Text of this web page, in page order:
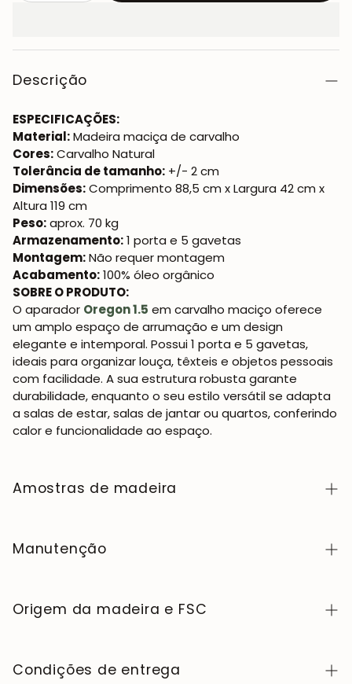
Descrição
ESPECIFICAÇÕES:
Material:Madeira maciça de carvalho
Cores:Carvalho Natural
Tolerância de tamanho: +/- 2 cm
Dimensões:Comprimento 88,5 cm x Largura 42 cm x
Altura 119 cm
Peso:aprox. 70 kg
Armazenamento:1 porta e 5 gavetas
Montagem:Não requer montagem
Acabamento:100% óleo orgânico
SOBRE O PRODUTO:
O aparador Oregon 1.5 em carvalho maciço oferece
um amplo espaço de arrumação e um design
elegante e intemporal. Possui 1 porta e 5 gavetas,
ideais para organizar louça, têxteis e objetos pessoais
com facilidade. A sua estrutura robusta garante
durabilidade, enquanto o seu estilo versátil se adapta
a salas de estar, salas de jantar ou quartos, conferindo
calor e funcionalidade ao espaço.
Amostras de madeira
coleção NordicStory, clique
Manutenção
apreciado pelo seu caráter autêntico e pela sua
beleza que evolui com o tempo. Para a manter em
a seguir. Evite produtos abrasivos ou químicos
Origem da madeira e FSC
elevados padrões de qualidade e controlo em cada
Condições de entrega